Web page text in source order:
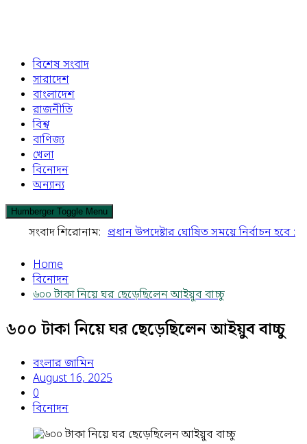
বিশেষ সংবাদ
সারাদেশ
বাংলাদেশ
রাজনীতি
বিশ্ব
বাণিজ্য
খেলা
বিনোদন
অন্যান্য
Humberger Toggle Menu
সংবাদ শিরোনাম: প্রধান উপদেষ্টার ঘোষিত সময়ে নির্বাচন হবে :
তারিফুরের সীমাহীন দুর্নীতি! ( পর্ব-১) *মদ,
জুয়া ও নারীদের পেছনেই প্রতিমাসে খরচ করে
এয়ারলাইন্সগুলোকে বিশেষ নির্দেশনা
নিষিদ্ধ ও ইজতেমা না করতে দেওয়ার দাবি
Home
বিনোদন
৬০০ টাকা নিয়ে ঘর ছেড়েছিলেন আইয়ুব বাচ্চু
৬০০ টাকা নিয়ে ঘর ছেড়েছিলেন আইয়ুব বাচ্চু
বংলার জামিন
August 16, 2025
0
বিনোদন